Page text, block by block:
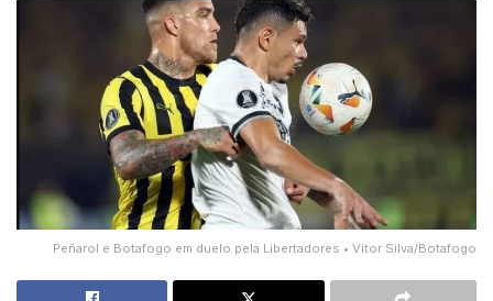
Peñarol e Botafogo em duelo pela Libertadores • Vitor Silva/Botafogo